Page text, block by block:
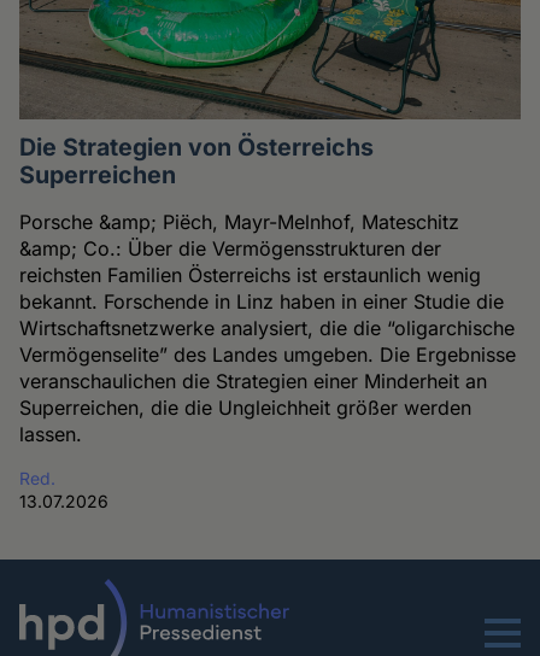
Die Strategien von Österreichs
Superreichen
Porsche &amp; Piëch, Mayr-Melnhof, Mateschitz
&amp; Co.: Über die Vermögensstrukturen der
reichsten Familien Österreichs ist erstaunlich wenig
bekannt. Forschende in Linz haben in einer Studie die
Wirtschaftsnetzwerke analysiert, die die “oligarchische
Vermögenselite” des Landes umgeben. Die Ergebnisse
veranschaulichen die Strategien einer Minderheit an
Superreichen, die die Ungleichheit größer werden
lassen.
Red.
13.07.2026
Menu